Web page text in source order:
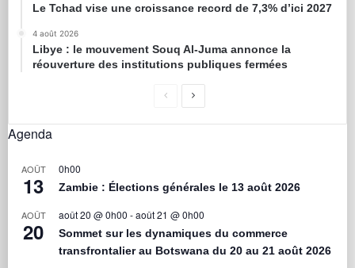
Le Tchad vise une croissance record de 7,3% d’ici 2027
4 août 2026
Libye : le mouvement Souq Al-Juma annonce la
réouverture des institutions publiques fermées
Agenda
AOÛT
13
0h00
Zambie : Élections générales le 13 août 2026
AOÛT
20
août 20 @ 0h00 -août 21 @ 0h00
Sommet sur les dynamiques du commerce
transfrontalier au Botswana du 20 au 21 août 2026